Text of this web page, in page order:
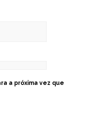
a próxima vez que